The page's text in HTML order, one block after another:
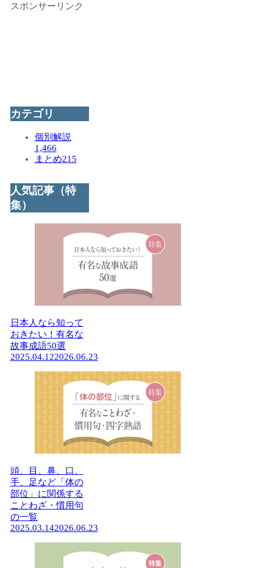
スポンサーリンク
カテゴリ
個別解説
1,466
まとめ215
人気記事（特
集）
日本人なら知って
おきたい！有名な
故事成語50選
2025.04.122026.06.23
頭、目、鼻、口、
手、足など「体の
部位」に関係する
ことわざ・慣用句
の一覧
2025.03.142026.06.23